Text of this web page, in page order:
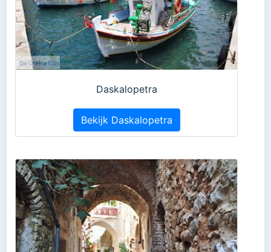
Daskalopetra
Bekijk Daskalopetra